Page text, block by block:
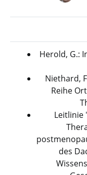
Herold, G.:
Niethard,
Reihe
Leitlinie
des